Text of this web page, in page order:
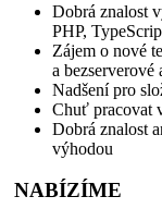
Dobrá znalost
PHP,
Zájem o nové
a bezserverové
Nadšení pro
Chuť pracovat
Dobrá znalost
výhodou
NABÍZÍME